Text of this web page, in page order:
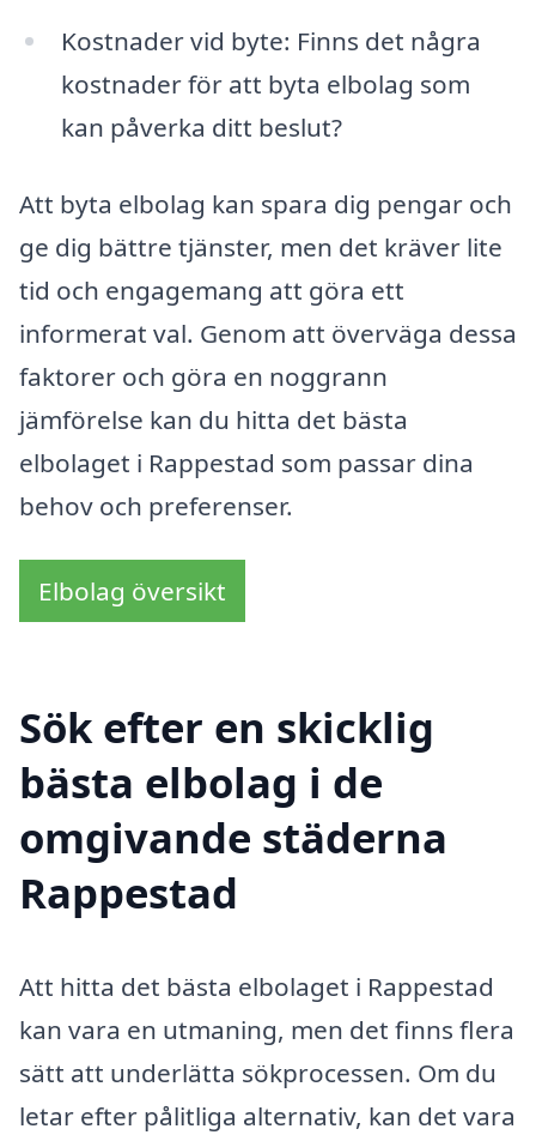
Kostnader vid byte: Finns det några
kostnader för att byta elbolag som
kan påverka ditt beslut?
Att byta elbolag kan spara dig pengar och
ge dig bättre tjänster, men det kräver lite
tid och engagemang att göra ett
informerat val. Genom att överväga dessa
faktorer och göra en noggrann
jämförelse kan du hitta det bästa
elbolaget i Rappestad som passar dina
behov och preferenser.
Elbolag översikt
Sök efter en skicklig
bästa elbolag i de
omgivande städerna
Rappestad
Att hitta det bästa elbolaget i Rappestad
kan vara en utmaning, men det finns flera
sätt att underlätta sökprocessen. Om du
letar efter pålitliga alternativ, kan det vara